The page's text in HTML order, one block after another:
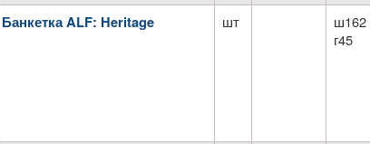
Банкетка ALF: Heritage шт
ш162
г45